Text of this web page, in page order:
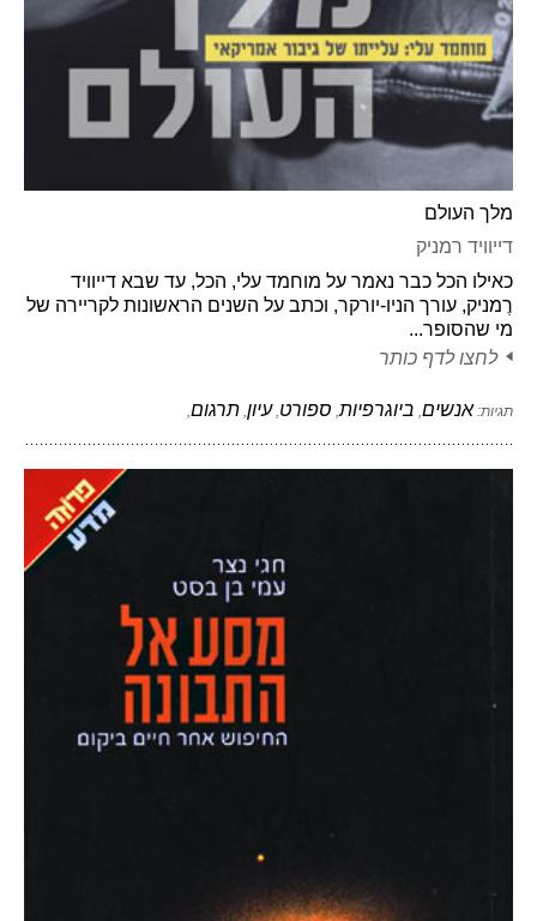
מלך העולם
דייוויד רמניק
כאילו הכל כבר נאמר על מוחמד עלי, הכל, עד שבא דייוויד
רֶמניק, עורך הניו-יורקר, וכתב על השנים הראשונות לקריירה של
מי שהסופר...
לחצו לדף כותר
תגיות: אנשים, ביוגרפיות, ספורט,עיון, תרגום,